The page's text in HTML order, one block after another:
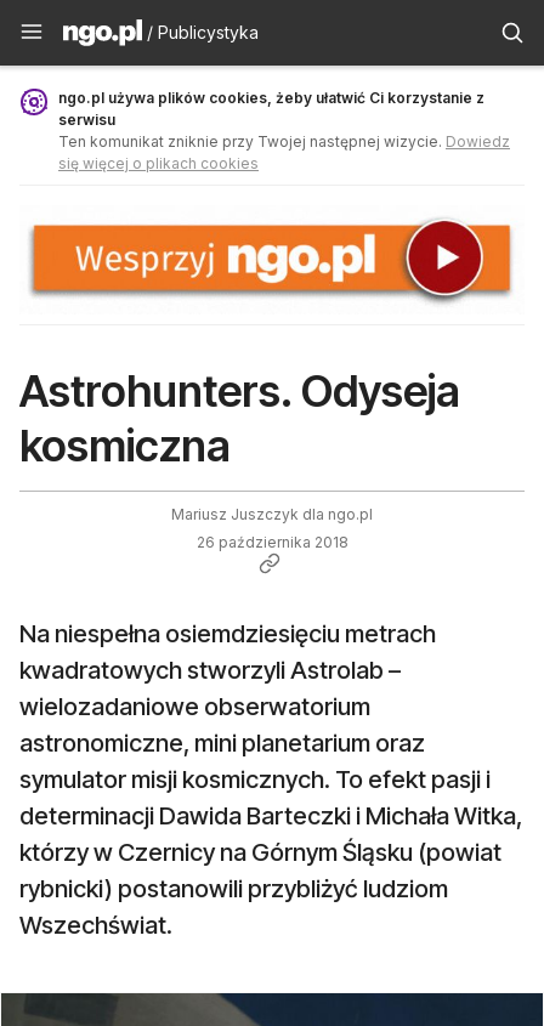
Publicystyka - ngo.pl
/ Publicystyka
ngo.pl używa plików cookies, żeby ułatwić Ci korzystanie z
serwisu
Ten komunikat zniknie przy Twojej następnej wizycie. Dowiedz
się więcej o plikach cookies
Astrohunters. Odyseja
kosmiczna
Mariusz Juszczyk dla ngo.pl
26 października 2018
Na niespełna osiemdziesięciu metrach
kwadratowych stworzyli Astrolab –
wielozadaniowe obserwatorium
astronomiczne, mini planetarium oraz
symulator misji kosmicznych. To efekt pasji i
determinacji Dawida Barteczki i Michała Witka,
którzy w Czernicy na Górnym Śląsku (powiat
rybnicki) postanowili przybliżyć ludziom
Wszechświat.